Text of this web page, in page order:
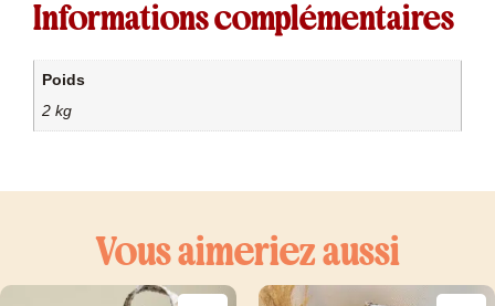
Informations complémentaires
Poids
2 kg
Vous aimeriez aussi